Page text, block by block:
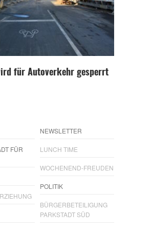
für Autoverkehr gesperrt
FÜR
NEWSLETTER
LUNCH TIME
WOCHENEND-FREUDEN
POLITIK
BÜRGERBETEILIGUNG
PARKSTADT SÜD